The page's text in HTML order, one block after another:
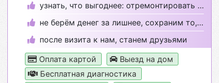
узнать, что выгоднее: отремонтировать или купить?
не берём денег за лишнее, сохраним то, что целое
после визита к нам, станем друзьями
Оплата картой
Выезд на дом
Бесплатная диагностика